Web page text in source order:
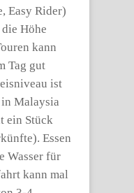
Easy Rider)
Höhe
kann
Tag gut
ist
Malaysia
ein Stück
Essen
Wasser für
kann mal